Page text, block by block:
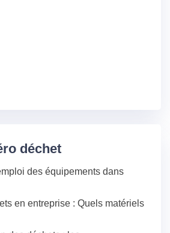
déchet
des équipements dans
en entreprise : Quels matériels